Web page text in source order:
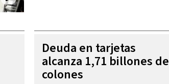
Deuda en tarjetas
alcanza 1,71 billones de
colones